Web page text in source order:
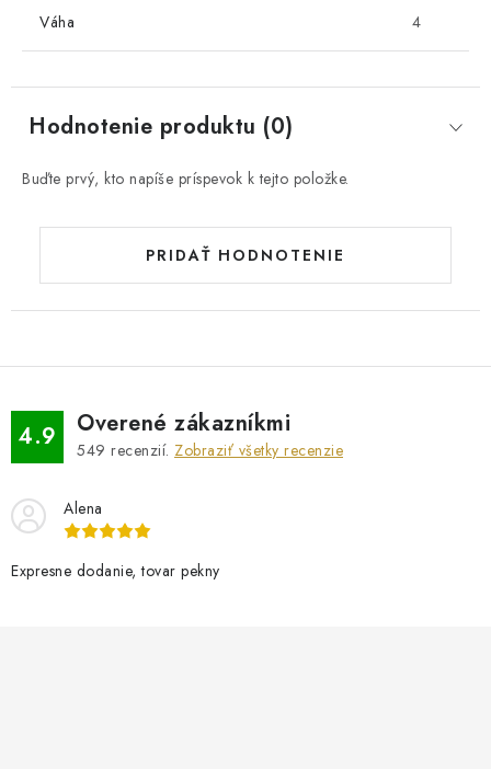
Váha 4
Hodnotenie produktu (0)
Buďte prvý, kto napíše príspevok k tejto položke.
PRIDAŤ HODNOTENIE
4.9 Overené zákazníkmi
549 recenzií. Zobraziť všetky recenzie
Alena
Expresne dodanie, tovar pekny